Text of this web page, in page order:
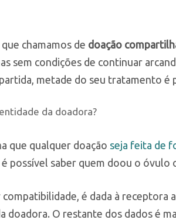
chamamos de doação
sem condições de continuar
metade do seu tratamento é
da doadora?
que qualquer doação seja feita de
possível saber quem doou o óvulo
compatibilidade, é dada à receptora
doadora. O restante dos dados é